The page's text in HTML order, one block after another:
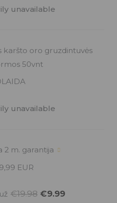
unavailable
karšto oro gruzdintuvės
50vnt
unavailable
2 m. garantija
EUR
€19.98
Original
price
€9.99